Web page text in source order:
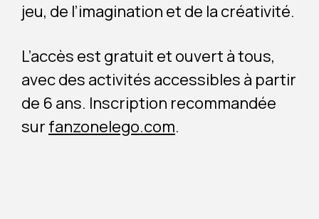
jeu, de l’imagination et de la créativité.
L’accès est gratuit et ouvert à tous,
avec des activités accessibles à partir
de 6 ans. Inscription recommandée
sur fanzonelego.com.